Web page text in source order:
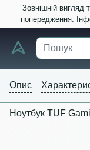
Зовнішній вигляд
попередження.
Опис
Ноутбук TUF